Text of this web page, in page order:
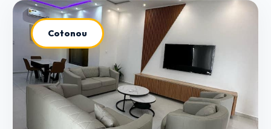
Cotonou